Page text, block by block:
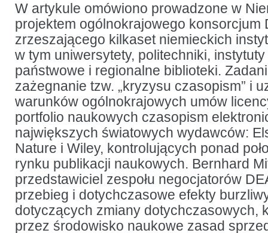
przyszłość
dostępu
do publikacji
naukowych
w Niemczech
wywiad
z Bernhardem
Mittermaierem
W artykule omówiono prowadzone w
projektem ogólnokrajowego konsorcjum
zrzeszającego kilkaset niemieckich
w tym uniwersytety, politechniki,
państwowe i regionalne biblioteki.
zażegnanie tzw. „kryzysu czasopism” i
warunków ogólnokrajowych umów
portfolio naukowych czasopism
największych światowych wydawców:
Nature i Wiley, kontrolujących ponad
rynku publikacji naukowych. Bernhard
przedstawiciel zespołu negocjatorów
przebieg i dotychczasowe efekty
dotyczących zmiany dotychczasowych,
przez środowisko naukowe zasad